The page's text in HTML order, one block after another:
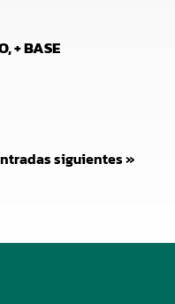
+ BASE
siguientes »